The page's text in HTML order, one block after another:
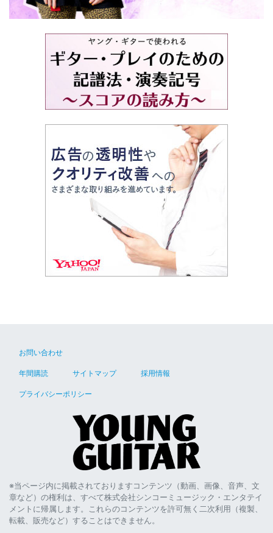
お問い合わせ
年間購読 サイトマップ 採用情報
プライバシーポリシー
※当ページ内に掲載されておりますコンテンツ（動画、画像、音声、文
章など）の権利は、すべて株式会社シンコーミュージック・エンタテイ
メントに帰属します。これらのコンテンツを許可無く二次利用（複製、
転載、販売など）することはできません。